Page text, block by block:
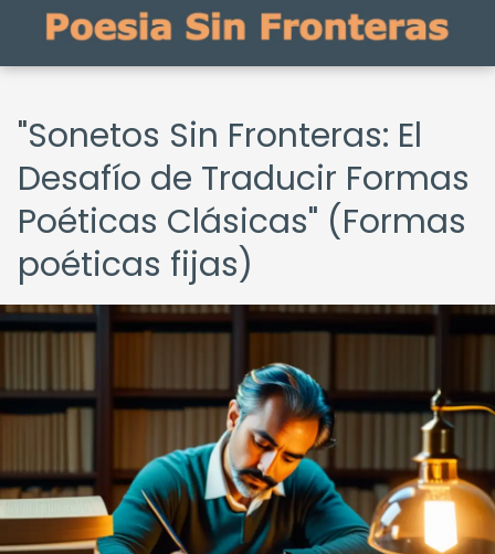
"Sonetos Sin Fronteras: El
Desafío de Traducir Formas
Poéticas Clásicas" (Formas
poéticas fijas)